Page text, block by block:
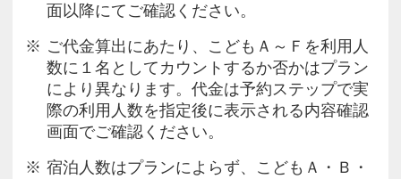
面以降にてご確認ください。
ご代金算出にあたり、こどもＡ～Ｆを利用人
数に１名としてカウントするか否かはプラン
により異なります。代金は予約ステップで実
際の利用人数を指定後に表示される内容確認
画面でご確認ください。
宿泊人数はプランによらず、こどもＡ・Ｂ・